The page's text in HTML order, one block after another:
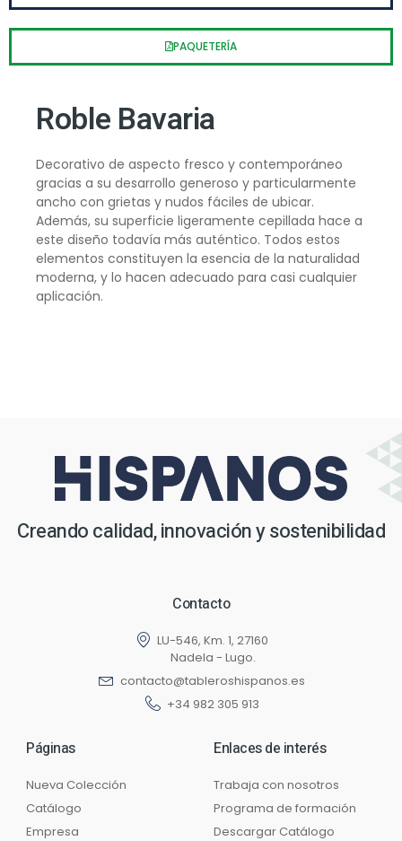
PAQUETERÍA
Roble Bavaria
Decorativo de aspecto fresco y contemporáneo
gracias a su desarrollo generoso y particularmente
ancho con grietas y nudos fáciles de ubicar.
Además, su superficie ligeramente cepillada hace a
este diseño todavía más auténtico. Todos estos
elementos constituyen la esencia de la naturalidad
moderna, y lo hacen adecuado para casi cualquier
aplicación.
Creando calidad, innovación y sostenibilidad
Contacto
LU-546, Km. 1, 27160
Nadela - Lugo.
contacto@tableroshispanos.es
+34 982 305 913
Páginas
Nueva Colección
Catálogo
Empresa
Enlaces de interés
Trabaja con nosotros
Programa de formación
Descargar Catálogo